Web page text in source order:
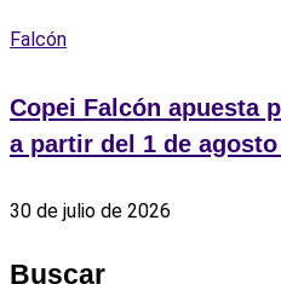
Falcón
Copei Falcón apuesta
a partir del 1 de
30 de julio de 2026
Buscar